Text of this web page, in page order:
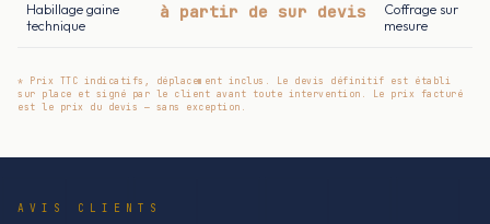
Habillage gaine
technique
à partir de sur devis
Coffrage sur
mesure
* Prix TTC indicatifs, déplacement inclus. Le devis définitif est établi
sur place et signé par le client avant toute intervention. Le prix facturé
est le prix du devis — sans exception.
AVIS CLIENTS